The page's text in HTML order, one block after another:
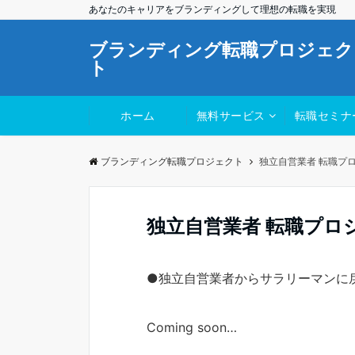
あなたのキャリアをブランディングして理想の転職を実現
ブランディング転職プロジェク
ト
ホーム 無料サービス 転職セミナ
ブランディング転職プロジェクト 独立自営業者 転職プ
独立自営業者 転職プロ
●独立自営業者からサラリーマンに
Coming soon…